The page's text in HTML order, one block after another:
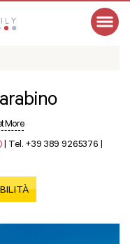
More
| Tel. +39 389 9265376 |